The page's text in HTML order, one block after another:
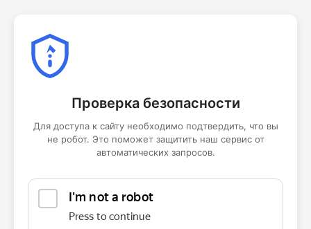
Проверка безопасности
Для доступа к сайту необходимо подтвердить, что вы
не робот. Это поможет защитить наш сервис от
автоматических запросов.